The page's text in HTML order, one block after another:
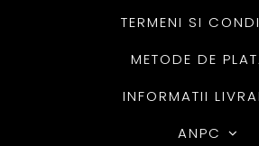
TERMENI SI
METODE DE
INFORMATII
ANPC